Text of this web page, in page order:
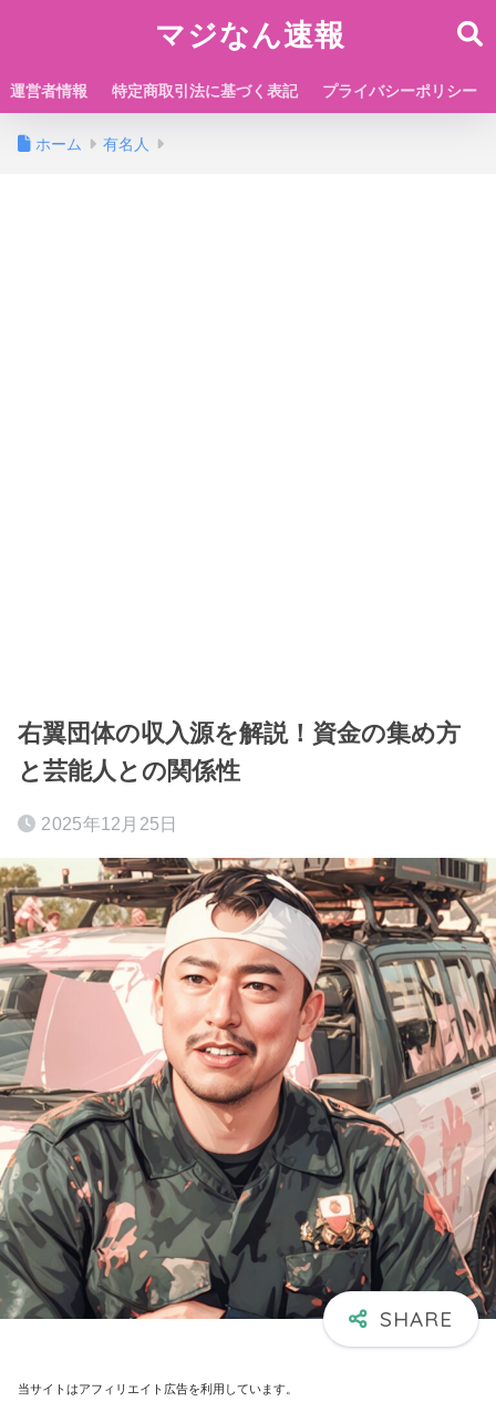
マジなん速報
運営者情報 特定商取引法に基づく表記 プライバシーポリシー
ホーム 有名人
右翼団体の収入源を解説！資金の集め方
と芸能人との関係性
2025年12月25日
当サイトはアフィリエイト広告を利用しています。